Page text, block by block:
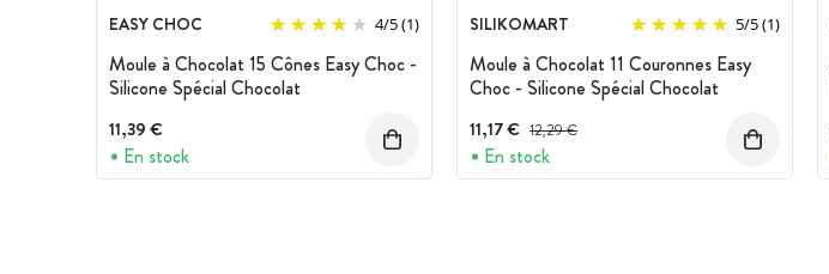
EASY CHOC 4/5(1)
Moule à Chocolat 15 Cônes Easy Choc -
Silicone Spécial Chocolat
11,39 €
En stock
SILIKOMART 5/5(1)
Moule à Chocolat 11 Couronnes Easy
Choc - Silicone Spécial Chocolat
11,17 € Prix avant réduction :
12,29 €
En stock